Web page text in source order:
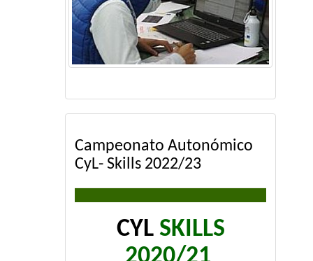
Campeonato Autonómico
CyL- Skills 2022/23
CYL SKILLS